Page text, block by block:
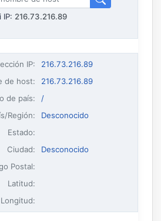
IP: 216.73.216.89
IP:
216.73.216.89
de host:
216.73.216.89
de país:
/
Región:
Desconocido
Estado:
Ciudad:
Desconocido
Postal:
Latitud:
Longitud: